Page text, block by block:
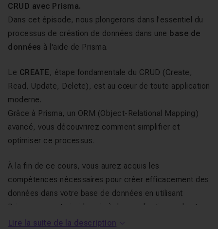
CRUD avec Prisma.
Dans cet épisode, nous plongerons dans l'essentiel du
processus de création de données dans une base de
données à l'aide de Prisma.
Le CREATE , étape fondamentale du CRUD (Create,
Read, Update, Delete), est au cœur de toute application
moderne.
Grâce à Prisma, un ORM (Object-Relational Mapping)
avancé, vous découvrirez comment simplifier et
optimiser ce processus.
À la fin de ce cours, vous aurez acquis les
compétences nécessaires pour créer efficacement des
données dans votre base de données en utilisant
Prisma, ouvrant ainsi la voie à des applications robustes
et performantes.
Lire la suite de la description